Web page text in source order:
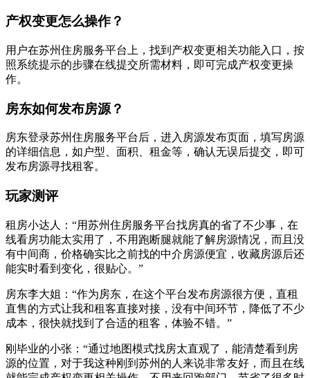
产权变更怎么操作？
用户在苏州住房服务平台上，找到产权变更相关功能入口，按
照系统提示的步骤在线提交所需材料，即可完成产权变更操
作。
房东如何发布房源？
房东登录苏州住房服务平台后，进入房源发布页面，填写房源
的详细信息，如户型、面积、租金等，确认无误后提交，即可
发布房源寻找租客。
玩家测评
租房小达人：“用苏州住房服务平台找房真的省了不少事，在
线看房功能太实用了，不用跑断腿就能了解房源情况，而且没
有中间商，价格确实比之前找的中介房源便宜，收藏房源后还
能实时看到变化，很贴心。”
房东李大姐：“作为房东，在这个平台发布房源很方便，直租
直售的方式让我和租客直接对接，没有中间环节，降低了不少
成本，很快就找到了合适的租客，体验不错。”
刚毕业的小张：“通过地图模式找房太直观了，能清楚看到房
源的位置，对于我这种刚到苏州的人来说非常友好，而且在线